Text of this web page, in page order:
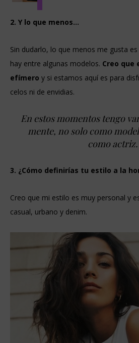
2. Y lo que menos…
Sin dudarlo, lo que menos me gusta
hay entre algunas modelos. Creo que
efímero y si estamos aquí es para
celos ni de envidias.
En estos momentos tengo
mente, no solo como
como actriz.
3. ¿Cómo definirías tu estilo a la
Creo que mi estilo es muy personal y
casual, urbano y denim.